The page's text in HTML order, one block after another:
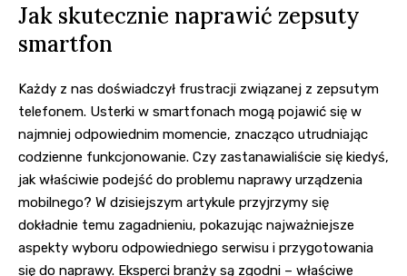
Jak skutecznie naprawić zepsuty
smartfon
Każdy z nas doświadczył frustracji związanej z zepsutym
telefonem. Usterki w smartfonach mogą pojawić się w
najmniej odpowiednim momencie, znacząco utrudniając
codzienne funkcjonowanie. Czy zastanawialiście się kiedyś,
jak właściwie podejść do problemu naprawy urządzenia
mobilnego? W dzisiejszym artykule przyjrzymy się
dokładnie temu zagadnieniu, pokazując najważniejsze
aspekty wyboru odpowiedniego serwisu i przygotowania
się do naprawy. Eksperci branży są zgodni – właściwe